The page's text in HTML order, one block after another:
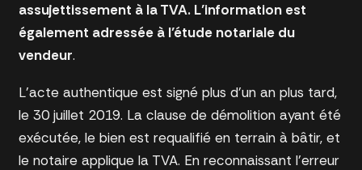
assujettissement à la TVA. L’information est
également adressée à l’étude notariale du
vendeur.
L’acte authentique est signé plus d’un an plus tard,
le 30 juillet 2019. La clause de démolition ayant été
exécutée, le bien est requalifié en terrain à bâtir, et
le notaire applique la TVA. En reconnaissant l’erreur